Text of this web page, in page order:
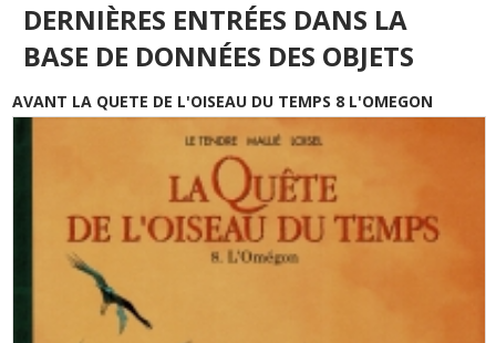
DERNIÈRES ENTRÉES DANS LA
BASE DE DONNÉES DES OBJETS
AVANT LA QUETE DE L'OISEAU DU TEMPS 8 L'OMEGON